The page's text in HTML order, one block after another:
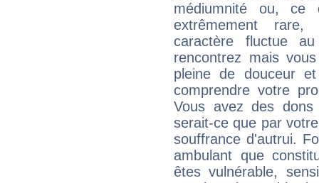
médiumnité ou,
extrêmement
caractère fluctue
rencontrez mais
pleine de douceur
comprendre votre
Vous avez des
serait-ce que par
souffrance d'autrui.
ambulant que
êtes vulnérable,